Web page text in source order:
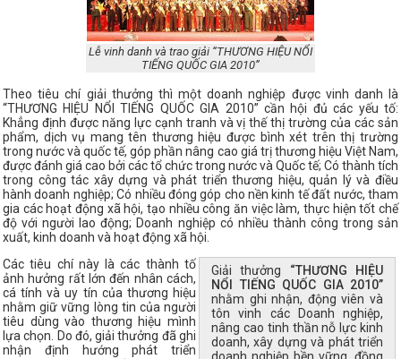
Lễ vinh danh và trao giải “THƯƠNG HIỆU NỔI
TIẾNG QUỐC GIA 2010”
Theo tiêu chí giải thưởng thì một doanh nghiệp được vinh danh là
“THƯƠNG HIỆU NỔI TIẾNG QUỐC GIA 2010” cần hội đủ các yếu tố:
Khẳng định được năng lực cạnh tranh và vị thế thị trường của các sản
phẩm, dịch vụ mang tên thương hiệu được bình xét trên thị trường
trong nước và quốc tế, góp phần nâng cao giá trị thương hiệu Việt Nam,
được đánh giá cao bởi các tổ chức trong nước và Quốc tế; Có thành tích
trong công tác xây dựng và phát triển thương hiệu, quản lý và điều
hành doanh nghiệp; Có nhiều đóng góp cho nền kinh tế đất nước, tham
gia các hoạt động xã hội, tạo nhiều công ăn việc làm, thực hiện tốt chế
độ với người lao động; Doanh nghiệp có nhiều thành công trong sản
xuất, kinh doanh và hoạt động xã hội.
Giải thưởng “THƯƠNG HIỆU
NỔI TIẾNG QUỐC GIA 2010”
nhằm ghi nhận, động viên và
tôn vinh các Doanh nghiệp,
nâng cao tinh thần nỗ lực kinh
doanh, xây dựng và phát triển
Các tiêu chí này là các thành tố
ảnh hưởng rất lớn đến nhân cách,
cá tính và uy tín của thương hiệu
nhằm giữ vững lòng tin của người
tiêu dùng vào thương hiệu mình
lựa chọn. Do đó, giải thưởng đã ghi
nhận định hướng phát triển